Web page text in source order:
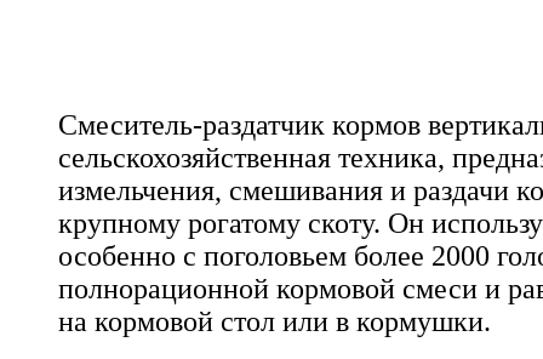
Смеситель-раздатчик кормов
сельскохозяйственная техника,
измельчения, смешивания и раздачи
крупному рогатому скоту. Он
особенно с поголовьем более 2000
полнорационной кормовой смеси и
на кормовой стол или в кормушки.